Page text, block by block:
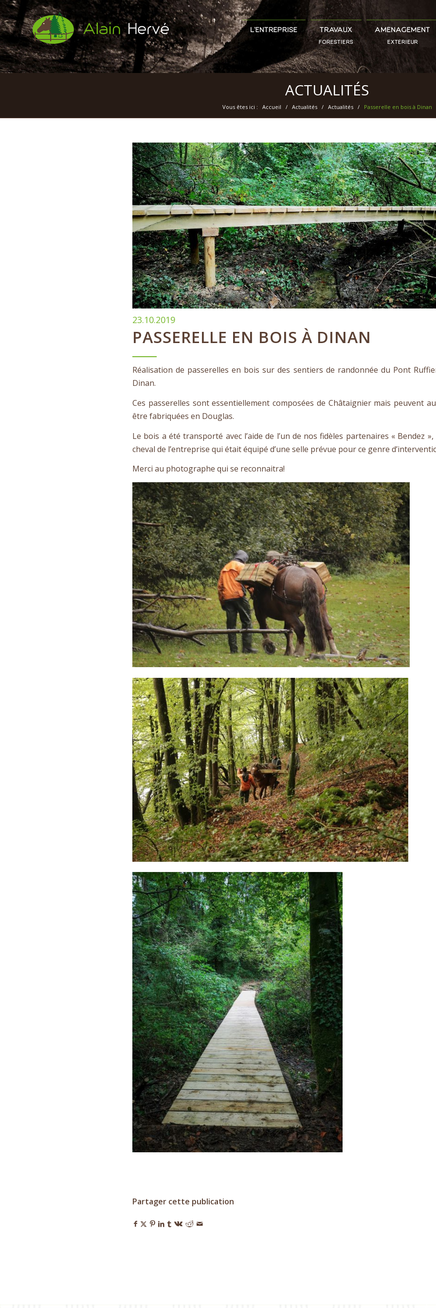
L’ENTREPRISE TRAVAUX
FORESTIERS
AMÉNAGEMENT
EXTÉRIEUR
ACTUALITÉS
Vous êtes ici : Accueil / Actualités / Actualités / Passerelle en bois à Dinan
23.10.2019
PASSERELLE EN BOIS À DINAN
Réalisation de passerelles en bois sur des sentiers de randonnée du Pont
Dinan.
Ces passerelles sont essentiellement composées de Châtaignier mais peuvent
être fabriquées en Douglas.
Le bois a été transporté avec l’aide de l’un de nos fidèles partenaires « Bendez
cheval de l’entreprise qui était équipé d’une selle prévue pour ce genre
Merci au photographe qui se reconnaitra!
Partager cette publication